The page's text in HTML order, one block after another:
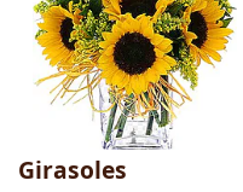
Girasoles